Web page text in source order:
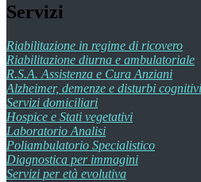
Servizi
Riabilitazione in regime di ricovero
Riabilitazione diurna e ambulatoriale
R.S.A. Assistenza e Cura Anziani
Alzheimer, demenze e disturbi cognitivi
Servizi domiciliari
Hospice e Stati vegetativi
Laboratorio Analisi
Poliambulatorio Specialistico
Diagnostica per immagini
Servizi per età evolutiva